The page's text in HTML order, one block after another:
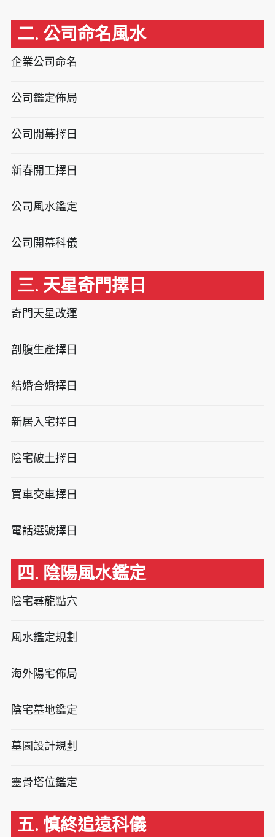
二. 公司命名風水
企業公司命名
公司鑑定佈局
公司開幕擇日
新春開工擇日
公司風水鑑定
公司開幕科儀
三. 天星奇門擇日
奇門天星改運
剖腹生產擇日
結婚合婚擇日
新居入宅擇日
陰宅破土擇日
買車交車擇日
電話選號擇日
四. 陰陽風水鑑定
陰宅尋龍點穴
風水鑑定規劃
海外陽宅佈局
陰宅墓地鑑定
墓園設計規劃
靈骨塔位鑑定
五. 慎終追遠科儀